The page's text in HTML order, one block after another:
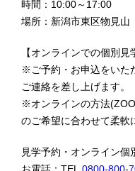
時間：10:00～17:00
場所：新潟市東区物見山
【オンラインでの個別見
※ご予約・お申込をいた
ご連絡を差し上げます。
※オンラインの方法
のご希望に合わせて柔軟
見学予約・オンライン個